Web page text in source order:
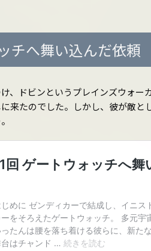
チへ舞い込んだ依頼
、ドビンというプレインズウォー
来たのでした。しかし、彼が敵と